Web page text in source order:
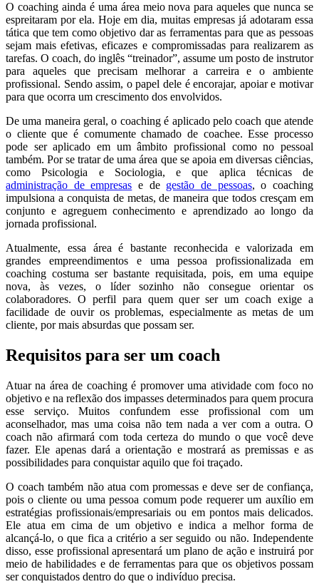
O coaching ainda é uma área meio nova para aqueles que nunca se
espreitaram por ela. Hoje em dia, muitas empresas já adotaram essa
tática que tem como objetivo dar as ferramentas para que as pessoas
sejam mais efetivas, eficazes e compromissadas para realizarem as
tarefas. O coach, do inglês “treinador”, assume um posto de instrutor
para aqueles que precisam melhorar a carreira e o ambiente
profissional. Sendo assim, o papel dele é encorajar, apoiar e motivar
para que ocorra um crescimento dos envolvidos.
De uma maneira geral, o coaching é aplicado pelo coach que atende
o cliente que é comumente chamado de coachee. Esse processo
pode ser aplicado em um âmbito profissional como no pessoal
também. Por se tratar de uma área que se apoia em diversas ciências,
como Psicologia e Sociologia, e que aplica técnicas de
administração de empresas e de gestão de pessoas, o coaching
impulsiona a conquista de metas, de maneira que todos cresçam em
conjunto e agreguem conhecimento e aprendizado ao longo da
jornada profissional.
Atualmente, essa área é bastante reconhecida e valorizada em
grandes empreendimentos e uma pessoa profissionalizada em
coaching costuma ser bastante requisitada, pois, em uma equipe
nova, às vezes, o líder sozinho não consegue orientar os
colaboradores. O perfil para quem quer ser um coach exige a
facilidade de ouvir os problemas, especialmente as metas de um
cliente, por mais absurdas que possam ser.
Requisitos para ser um coach
Atuar na área de coaching é promover uma atividade com foco no
objetivo e na reflexão dos impasses determinados para quem procura
esse serviço. Muitos confundem esse profissional com um
aconselhador, mas uma coisa não tem nada a ver com a outra. O
coach não afirmará com toda certeza do mundo o que você deve
fazer. Ele apenas dará a orientação e mostrará as premissas e as
possibilidades para conquistar aquilo que foi traçado.
O coach também não atua com promessas e deve ser de confiança,
pois o cliente ou uma pessoa comum pode requerer um auxílio em
estratégias profissionais/empresariais ou em pontos mais delicados.
Ele atua em cima de um objetivo e indica a melhor forma de
alcançá-lo, o que fica a critério a ser seguido ou não. Independente
disso, esse profissional apresentará um plano de ação e instruirá por
meio de habilidades e de ferramentas para que os objetivos possam
ser conquistados dentro do que o indivíduo precisa.